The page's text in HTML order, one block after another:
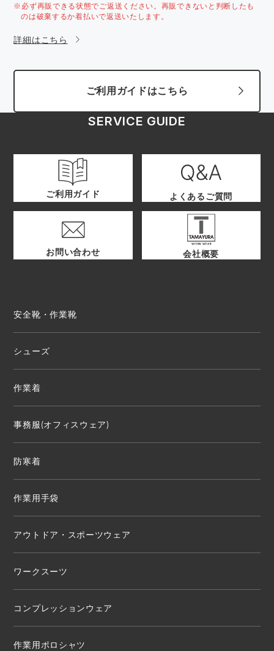
※必ず再販できる状態でご返送ください。再販できないと判断したも
のは破棄するか着払いで返送いたします。
詳細はこちら
ご利用ガイドはこちら
SERVICE GUIDE
ご利用ガイド よくあるご質問
お問い合わせ 会社概要
安全靴・作業靴
シューズ
作業着
事務服(オフィスウェア)
防寒着
作業用手袋
アウトドア・スポーツウェア
ワークスーツ
コンプレッションウェア
作業用ポロシャツ